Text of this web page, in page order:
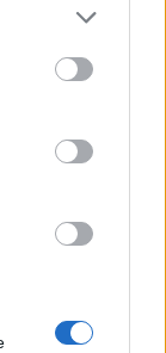
more Google
may click to
party tags to
below Google